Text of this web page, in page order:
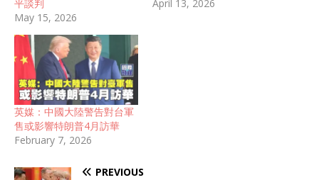
平談判
May 15, 2026
April 13, 2026
英媒：中國大陸警告對台軍
售或影響特朗普4月訪華
February 7, 2026
PREVIOUS